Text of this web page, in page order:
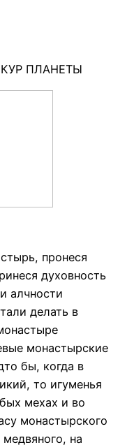
ПЛАНЕТЫ
пронеся
духовность
алчности
делать в
монастырские
бы, когда в
то игуменья
мехах и во
монастырского
на